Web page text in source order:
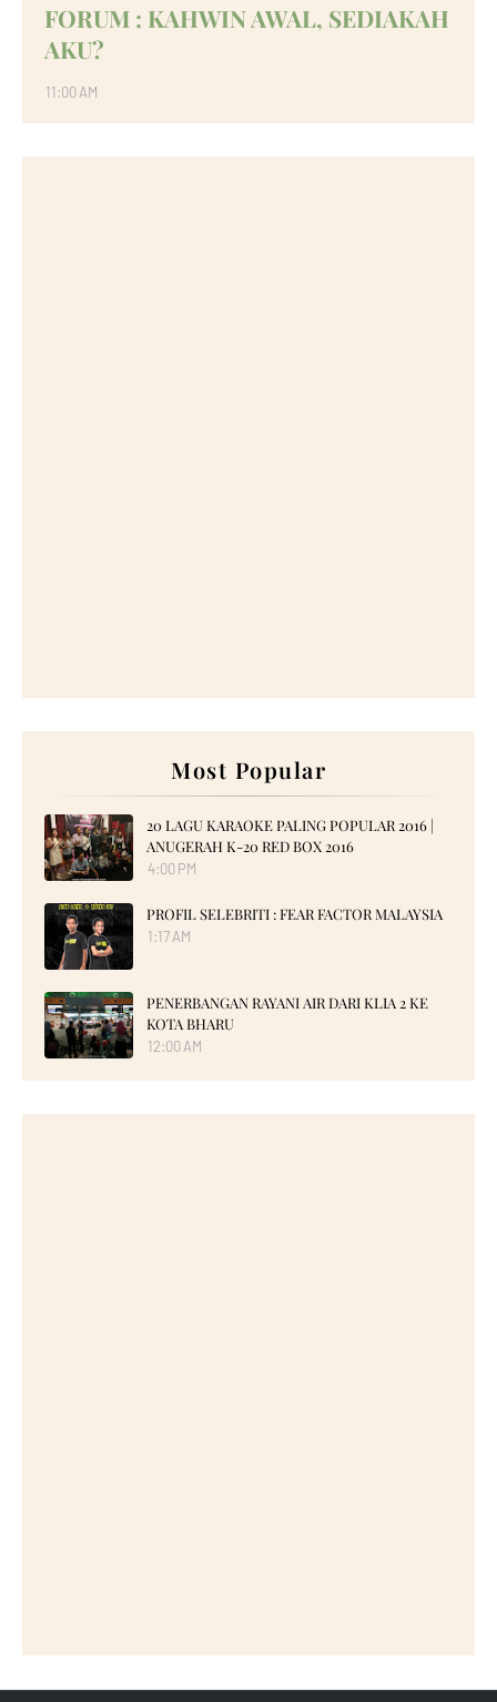
FORUM : KAHWIN AWAL, SEDIAKAH
AKU?
11:00 AM
Most Popular
20 LAGU KARAOKE PALING POPULAR 2016 |
ANUGERAH K-20 RED BOX 2016
4:00 PM
PROFIL SELEBRITI : FEAR FACTOR MALAYSIA
1:17 AM
PENERBANGAN RAYANI AIR DARI KLIA 2 KE
KOTA BHARU
12:00 AM